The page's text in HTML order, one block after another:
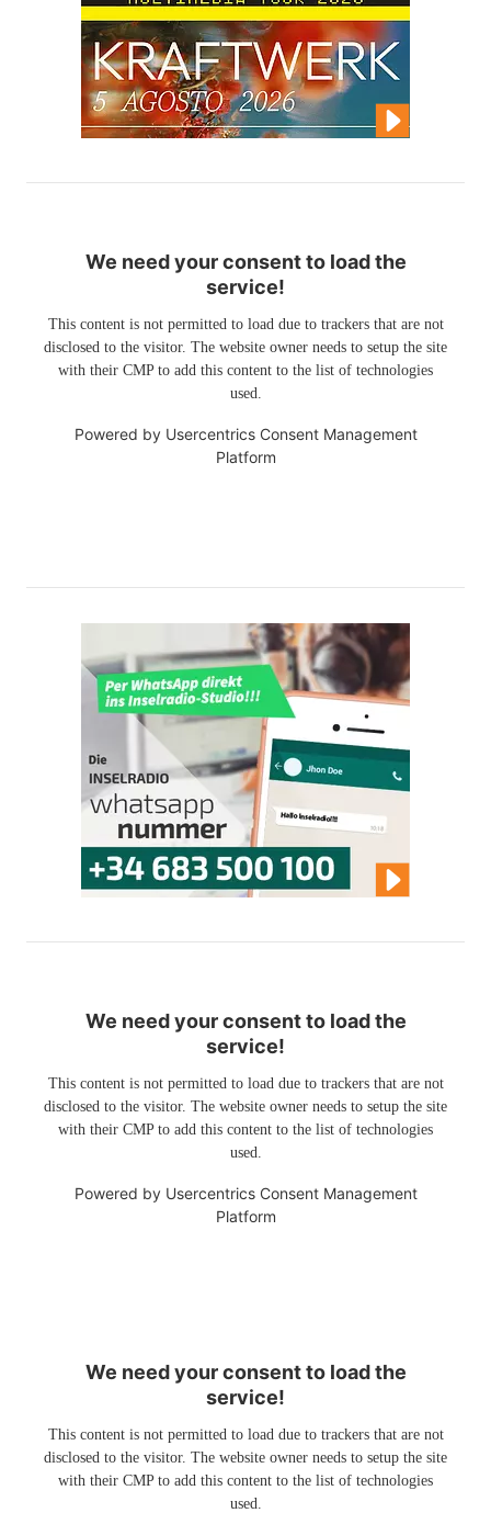
We need your consent to load the
service!
This content is not permitted to load due to trackers that are not
disclosed to the visitor. The website owner needs to setup the site
with their CMP to add this content to the list of technologies
used.
Powered by Usercentrics Consent Management
Platform
We need your consent to load the
service!
This content is not permitted to load due to trackers that are not
disclosed to the visitor. The website owner needs to setup the site
with their CMP to add this content to the list of technologies
used.
Powered by Usercentrics Consent Management
Platform
We need your consent to load the
service!
This content is not permitted to load due to trackers that are not
disclosed to the visitor. The website owner needs to setup the site
with their CMP to add this content to the list of technologies
used.